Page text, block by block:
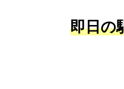
即日の